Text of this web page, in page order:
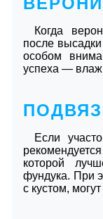
Когда
после
особом
успеха —
Если
которой
фундука. При
с кустом,